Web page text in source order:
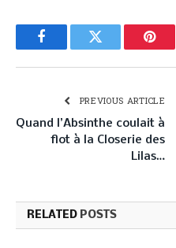
FacebookTwitter
PREVIOUS ARTICLE
Quand l’Absinthe coulait à
flot à la Closerie des
Lilas…
RELATED POSTS